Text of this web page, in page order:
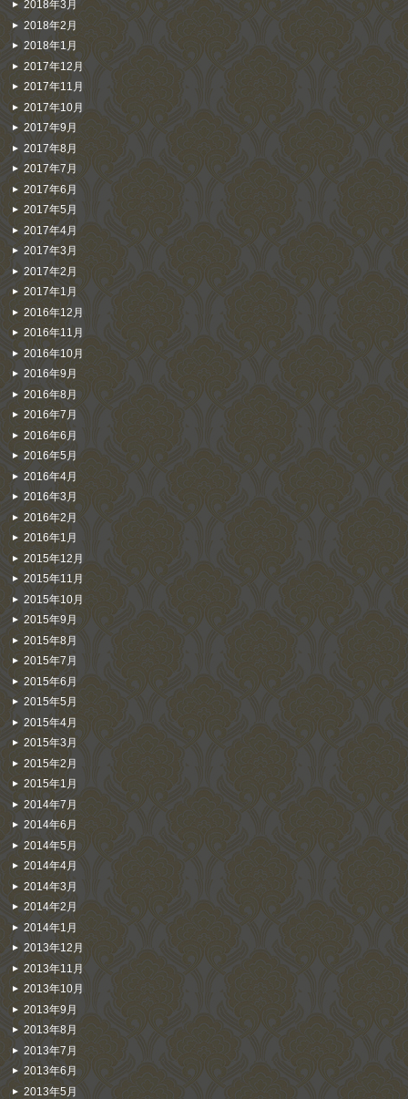
2018年3月
2018年2月
2018年1月
2017年12月
2017年11月
2017年10月
2017年9月
2017年8月
2017年7月
2017年6月
2017年5月
2017年4月
2017年3月
2017年2月
2017年1月
2016年12月
2016年11月
2016年10月
2016年9月
2016年8月
2016年7月
2016年6月
2016年5月
2016年4月
2016年3月
2016年2月
2016年1月
2015年12月
2015年11月
2015年10月
2015年9月
2015年8月
2015年7月
2015年6月
2015年5月
2015年4月
2015年3月
2015年2月
2015年1月
2014年7月
2014年6月
2014年5月
2014年4月
2014年3月
2014年2月
2014年1月
2013年12月
2013年11月
2013年10月
2013年9月
2013年8月
2013年7月
2013年6月
2013年5月